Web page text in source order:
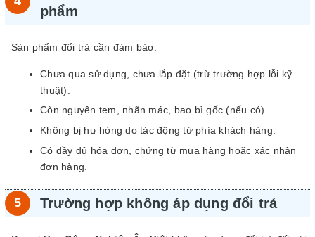
phẩm
Sản phẩm đổi trả cần đảm bảo:
Chưa qua sử dụng, chưa lắp đặt (trừ trường hợp lỗi kỹ
thuật).
Còn nguyên tem, nhãn mác, bao bì gốc (nếu có).
Không bị hư hỏng do tác động từ phía khách hàng.
Có đầy đủ hóa đơn, chứng từ mua hàng hoặc xác nhận
đơn hàng.
Trường hợp không áp dụng đổi trả